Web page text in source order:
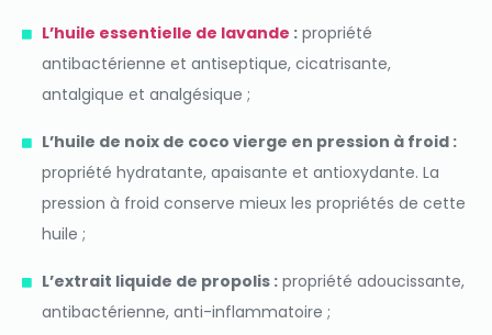
L’huile essentielle de lavande :propriété
antibactérienne et antiseptique, cicatrisante,
antalgique et analgésique ;
L’huile de noix de coco vierge en pression à froid :
propriété hydratante, apaisante et antioxydante. La
pression à froid conserve mieux les propriétés de cette
huile ;
L’extrait liquide de propolis :propriété adoucissante,
antibactérienne, anti-inflammatoire ;